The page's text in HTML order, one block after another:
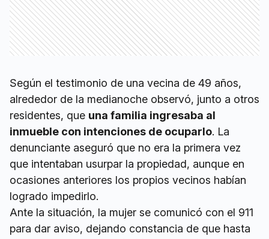
Según el testimonio de una vecina de 49 años,
alrededor de la medianoche observó, junto a otros
residentes, que una familia ingresaba al
inmueble con intenciones de ocuparlo. La
denunciante aseguró que no era la primera vez
que intentaban usurpar la propiedad, aunque en
ocasiones anteriores los propios vecinos habían
logrado impedirlo.
Ante la situación, la mujer se comunicó con el 911
para dar aviso, dejando constancia de que hasta